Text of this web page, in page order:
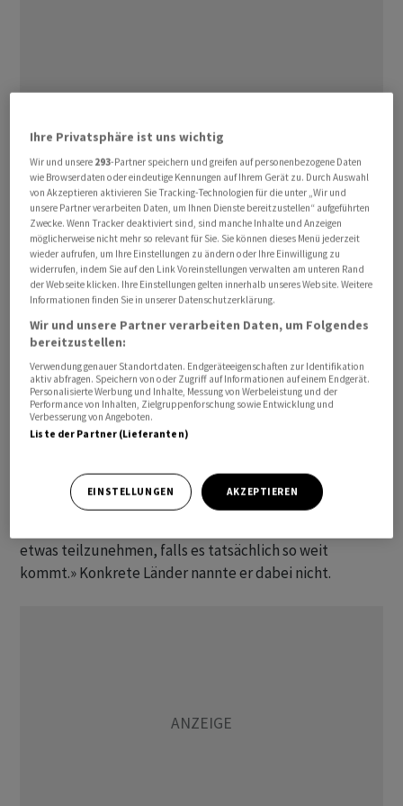
viel Zustimmung erhalten, (...) aber wir haben heute
keine Ankündigung für Sie», fuhr Rubio fort.
Der US-Aussenminister verwies darauf, dass ein
internationales Bündnis unter der Führung Frankreichs
und Grossbritanniens bereits eine mögliche
Marinemission nach einem Ende der Kampfhandlungen
vorbereitet. Zugleich betonter er: «Aber wir brauchen
einen Plan B für den Fall, dass jemand schiesst - wie
öffnet man dann die Meerenge wieder?» Er wisse nicht,
ob das unbedingt eine Nato-Mission sein müsse, «aber
es wären sicherlich Nato-Länder, die dazu beitragen
können».
Verbündeten angewiesen seien: «Die Vereinigten
Staaten könnten es tun, aber es gibt Länder, die
etwas teilzunehmen, falls es tatsächlich so weit
kommt.» Konkrete Länder nannte er dabei nicht.
Ihre Privatsphäre ist uns wichtig
Wir und unsere 293-Partner speichern und greifen auf personenbezogene Daten
wie Browserdaten oder eindeutige Kennungen auf Ihrem Gerät zu. Durch Auswahl
von Akzeptieren aktivieren Sie Tracking-Technologien für die unter „Wir und
unsere Partner verarbeiten Daten, um Ihnen Dienste bereitzustellen“ aufgeführten
Zwecke. Wenn Tracker deaktiviert sind, sind manche Inhalte und Anzeigen
möglicherweise nicht mehr so relevant für Sie. Sie können dieses Menü jederzeit
wieder aufrufen, um Ihre Einstellungen zu ändern oder Ihre Einwilligung zu
widerrufen, indem Sie auf den Link Voreinstellungen verwalten am unteren Rand
der Webseite klicken. Ihre Einstellungen gelten innerhalb unseres Website. Weitere
Informationen finden Sie in unserer Datenschutzerklärung.
Wir und unsere Partner verarbeiten Daten, um Folgendes
bereitzustellen:
Verwendung genauer Standortdaten. Endgeräteeigenschaften zur Identifikation
aktiv abfragen. Speichern von oder Zugriff auf Informationen auf einem Endgerät.
Personalisierte Werbung und Inhalte, Messung von Werbeleistung und der
Performance von Inhalten, Zielgruppenforschung sowie Entwicklung und
Verbesserung von Angeboten.
Liste der Partner (Lieferanten)
EINSTELLUNGEN AKZEPTIEREN